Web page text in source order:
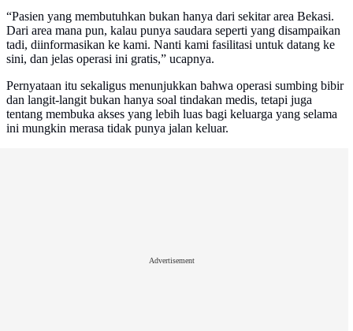
“Pasien yang membutuhkan bukan hanya dari sekitar area Bekasi.
Dari area mana pun, kalau punya saudara seperti yang disampaikan
tadi, diinformasikan ke kami. Nanti kami fasilitasi untuk datang ke
sini, dan jelas operasi ini gratis,” ucapnya.
Pernyataan itu sekaligus menunjukkan bahwa operasi sumbing bibir
dan langit-langit bukan hanya soal tindakan medis, tetapi juga
tentang membuka akses yang lebih luas bagi keluarga yang selama
ini mungkin merasa tidak punya jalan keluar.
Advertisement